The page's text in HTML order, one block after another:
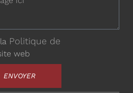
Politique de
web
ENVOYER